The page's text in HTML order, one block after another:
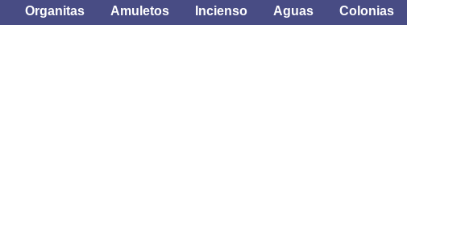
Organitas Amuletos Incienso Aguas Colonias